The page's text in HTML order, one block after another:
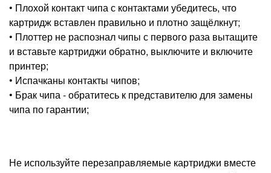
• Плохой контакт чипа с контактами убедитесь, что
картридж вставлен правильно и плотно защёлкнут;
• Плоттер не распознал чипы с первого раза вытащите
и вставьте картриджи обратно, выключите и включите
принтер;
• Испачканы контакты чипов;
• Брак чипа - обратитесь к представителю для замены
чипа по гарантии;
Не используйте перезаправляемые картриджи вместе